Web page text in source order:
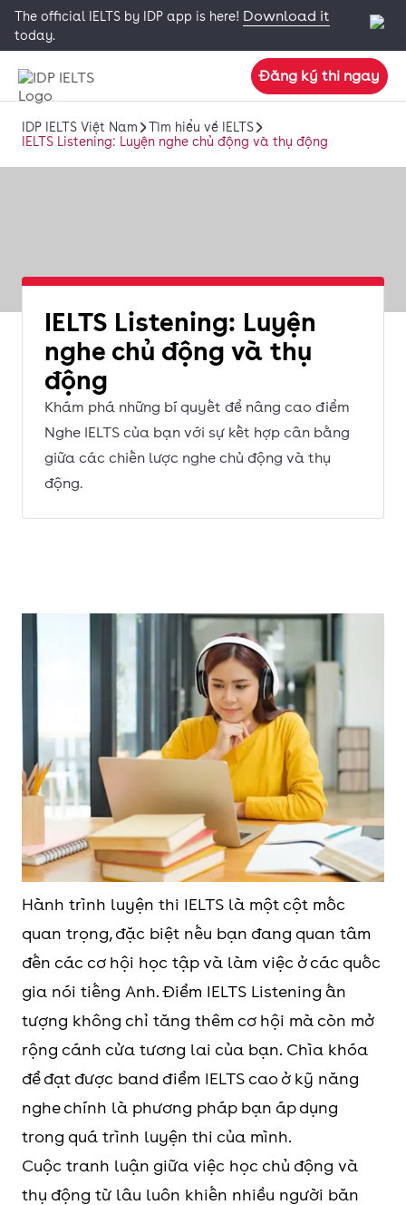
The official IELTS by IDP app is here! Download it
today.
Đăng ký thi ngay
IDP IELTS Việt Nam
Tìm hiểu về IELTS
IELTS Listening: Luyện nghe chủ động và thụ động
IELTS Listening: Luyện
nghe chủ động và thụ
động
Khám phá những bí quyết để nâng cao điểm
Nghe IELTS của bạn với sự kết hợp cân bằng
giữa các chiến lược nghe chủ động và thụ
động.
Hành trình luyện thi IELTS là một cột mốc
quan trọng, đặc biệt nếu bạn đang quan tâm
đến các cơ hội học tập và làm việc ở các quốc
gia nói tiếng Anh. Điểm IELTS Listening ấn
tượng không chỉ tăng thêm cơ hội mà còn mở
rộng cánh cửa tương lai của bạn. Chìa khóa
để đạt được band điểm IELTS cao ở kỹ năng
nghe chính là phương pháp bạn áp dụng
trong quá trình luyện thi của mình.
Cuộc tranh luận giữa việc học chủ động và
thụ động từ lâu luôn khiến nhiều người băn